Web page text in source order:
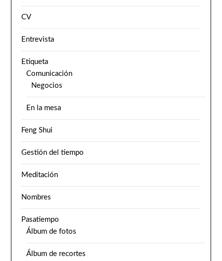
CV
Entrevista
Etiqueta
Comunicación
Negocios
En la mesa
Feng Shui
Gestión del tiempo
Meditación
Nombres
Pasatiempo
Álbum de fotos
Álbum de recortes